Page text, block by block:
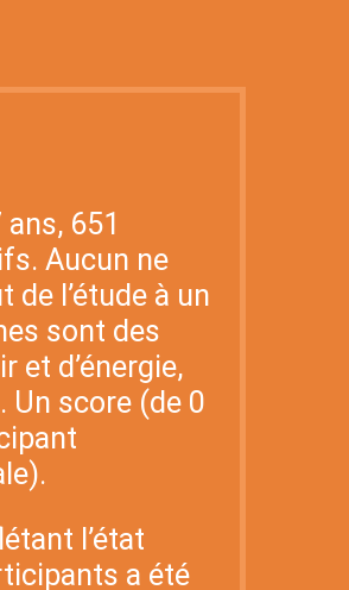
651
Aucun ne
l’étude à un
sont des
et d’énergie,
Un score (de 0
l’état
a été